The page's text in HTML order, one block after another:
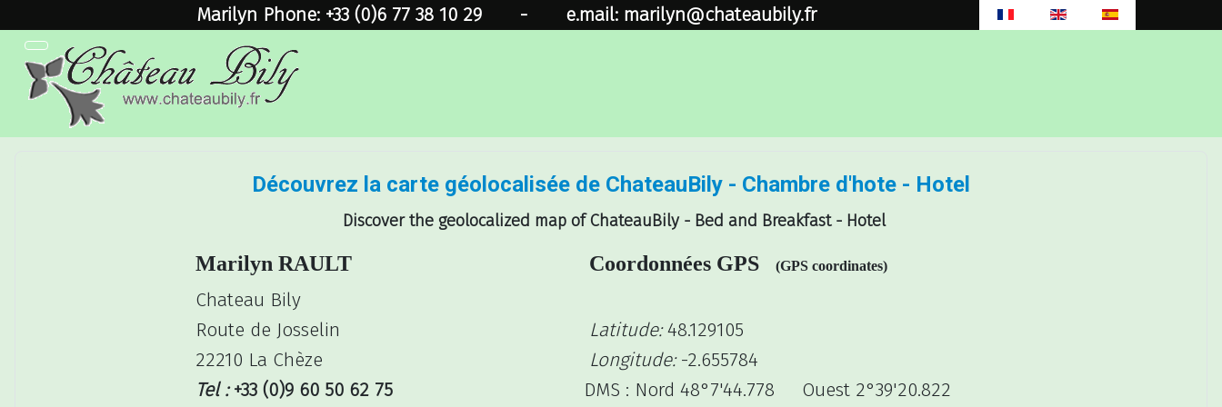
Marilyn Phone: +33 (0)6 77 38 10 29- e.mail: marilyn@chateaubily.fr ×
Découvrez la carte géolocalisée de ChateauBily - Chambre d'hote - Hotel
Discover the geolocalized map of ChateauBily - Bed and Breakfast - Hotel
Marilyn RAULT Coordonnées GPS (GPS coordinates)
Chateau Bily
Route de Josselin
Latitude:48.129105
22210 La Chèze
Longitude:-2.655784
Tel :+33 (0)9 60 50 62 75 DMS : Nord 48°7'44.778 Ouest 2°39'20.822